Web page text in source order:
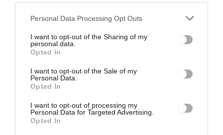
Personal Data Processing Opt Outs
I want to opt-out of the Sharing of my
personal data.
Opted In
I want to opt-out of the Sale of my
Personal Data.
Opted In
I want to opt-out of processing my
Personal Data for Targeted Advertising.
Opted In
Ez is érdekelheti
Több pénzt kapnak
étkeztetésre a kórházak